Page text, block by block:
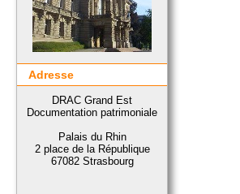
Adresse
DRAC Grand Est
Documentation patrimoniale
Palais du Rhin
2 place de la République
67082 Strasbourg